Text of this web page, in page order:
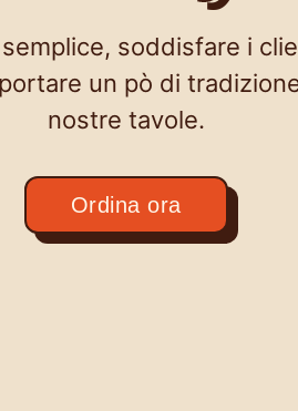
soddisfare i
un pò di
nostre tavole.
Ordina ora